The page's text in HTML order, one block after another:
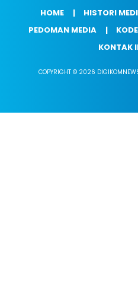
HOME HISTORI
PEDOMAN MEDIA
KONTAK
COPYRIGHT © 2026